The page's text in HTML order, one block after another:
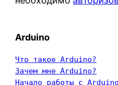
Arduino
Что такое Arduino?
Зачем мне Arduino?
Начало работы с Arduino